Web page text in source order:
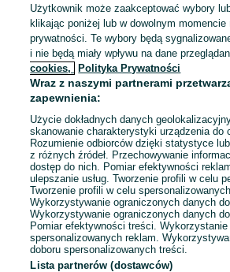
To ogłoszenie nie jest
Przejdź na stronę
Użytkownik może zaakceptować wybory
klikając poniżej lub w dowolnym
prywatności. Te wybory będą
i nie będą miały wpływu na dane
cookies,
Polityka Prywatności
Wraz z naszymi partnerami
zapewnienia:
Użycie dokładnych danych
skanowanie charakterystyki urządzenia do
Rozumienie odbiorców dzięki statystyce
z różnych źródeł. Przechowywanie
dostęp do nich. Pomiar efektywności
ulepszanie usług. Tworzenie profili w celu
Tworzenie profili w celu
Wykorzystywanie ograniczonych danych
Wykorzystywanie ograniczonych danych
Pomiar efektywności treści.
spersonalizowanych reklam.
doboru spersonalizowanych treści.
Lista partnerów (dostawców)